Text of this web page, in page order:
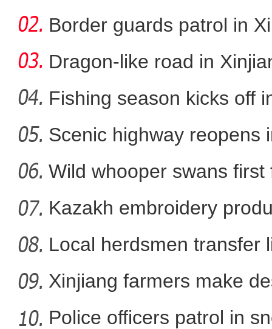
新疆莎车县十万亩万
Border guards patrol in
Dragon-like road in
Fishing season kicks off
Scenic highway reopens
Wild whooper swans
X
Kazakh embroidery
vil
Local herdsmen transfer
p
Xinjiang farmers make
bloom
Police officers patrol in